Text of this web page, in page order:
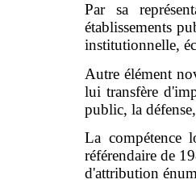
Par sa
établissements
institutionnelle,
Autre élément
lui transfère
public, la
La compétence
référendaire de
d'attribution